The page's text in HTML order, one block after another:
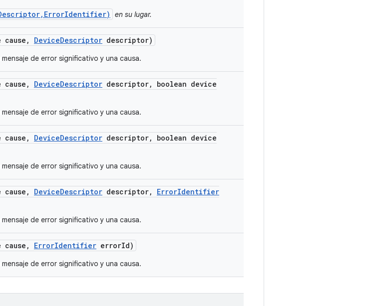
en su lugar.
cause , DeviceDescriptor descriptor)
de error significativo y una causa.
cause , DeviceDescriptor descriptor,
boolean device
de error significativo y una causa.
cause , DeviceDescriptor descriptor,
boolean device
de error significativo y una causa.
cause , DeviceDescriptor descriptor, ErrorIdentifier
de error significativo y una causa.
cause , ErrorIdentifier errorId)
de error significativo y una causa.